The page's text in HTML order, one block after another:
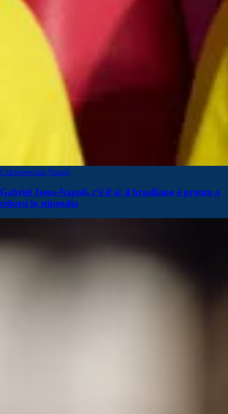
Calciomercato Napoli
Gabriel Jesus-Napoli, c’è il sì: il brasiliano è pronto a
ridursi lo stipendio